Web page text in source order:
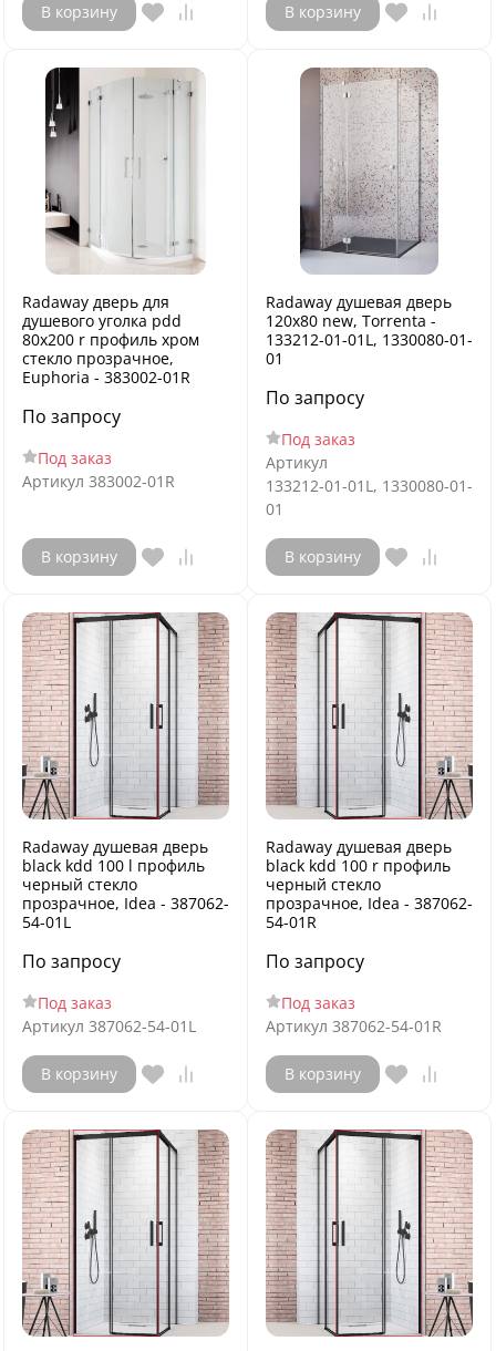
В корзину В корзину
Radaway дверь для
душевого уголка pdd
80x200 r профиль хром
стекло прозрачное,
Euphoria - 383002-01R
По запросу
Под заказ
Артикул 383002-01R
В корзину
Radaway душевая дверь
120х80 new, Torrenta -
133212-01-01L, 1330080-01-
01
По запросу
Под заказ
Артикул
133212-01-01L, 1330080-01-
01
В корзину
Radaway душевая дверь
black kdd 100 l профиль
черный стекло
прозрачное, Idea - 387062-
54-01L
По запросу
Под заказ
Артикул 387062-54-01L
В корзину
Radaway душевая дверь
black kdd 100 r профиль
черный стекло
прозрачное, Idea - 387062-
54-01R
По запросу
Под заказ
Артикул 387062-54-01R
В корзину